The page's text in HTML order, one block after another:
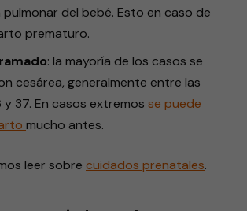
del bebé. Esto en caso de
prematuro.
: la mayoría de los casos se
cesárea, generalmente entre las
y 37. En casos extremos se puede
mucho antes.
leer sobre cuidados prenatales.